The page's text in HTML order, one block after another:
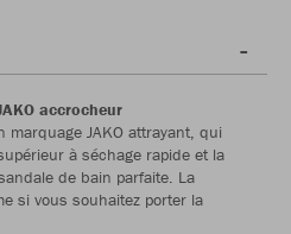
accrocheur
marquage JAKO attrayant, qui
à séchage rapide et la
de bain parfaite. La
si vous souhaitez porter la